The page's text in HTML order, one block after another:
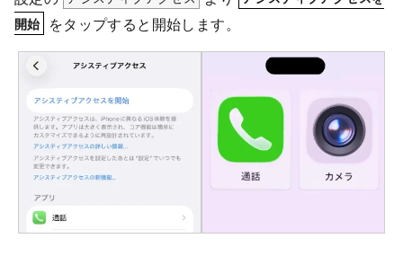
開始 をタップすると開始します。